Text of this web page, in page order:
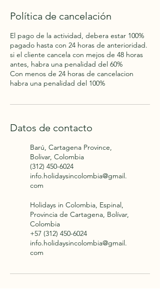
Política de cancelación
El pago de la actividad, debera estar 100%
pagado hasta con 24 horas de anterioridad.
si el cliente cancela con mejos de 48 horas
antes, habra una penalidad del 60%
Con menos de 24 horas de cancelacion
habra una penalidad del 100%
Datos de contacto
Barú, Cartagena Province,
Bolivar, Colombia
(312) 450-6024
info.holidaysincolombia@gmail.
com
Holidays in Colombia, Espinal,
Provincia de Cartagena, Bolívar,
Colombia
+57 (312) 450-6024
info.holidaysincolombia@gmail.
com